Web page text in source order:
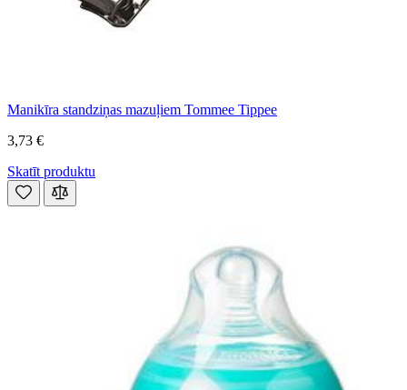
Manikīra standziņas mazuļiem Tommee Tippee
3,73 €
Skatīt produktu